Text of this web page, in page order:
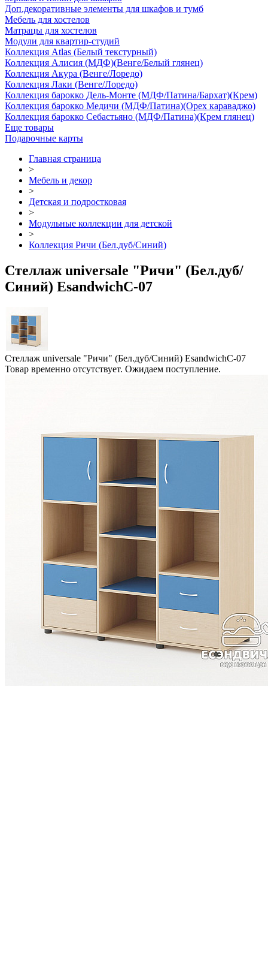
Доп.декоративные элементы для шкафов и тумб
Мебель для хостелов
Матрацы для хостелов
Модули для квартир-студий
Коллекция Atlas (Белый текстурный)
Коллекция Алисия (МДФ)(Венге/Белый глянец)
Коллекция Акура (Венге/Лоредо)
Коллекция Лаки (Венге/Лоредо)
Коллекция барокко Дель-Монте (МДФ/Патина/Бархат)(Крем)
Коллекция барокко Медичи (МДФ/Патина)(Орех караваджо)
Коллекция барокко Себастьяно (МДФ/Патина)(Крем глянец)
Еще товары
Подарочные карты
Главная страница
>
Мебель и декор
>
Детская и подростковая
>
Модульные коллекции для детской
>
Коллекция Ричи (Бел.дуб/Синий)
Стеллаж universale "Ричи" (Бел.дуб/
Синий) EsandwichC-07
Стеллаж universale "Ричи" (Бел.дуб/Синий) EsandwichC-07
Товар временно отсутствует. Ожидаем поступление.